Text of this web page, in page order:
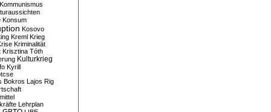
Kommunismus
Konsum
Kosovo
Kreml Krieg
Kriminalität
Krisztina Tóth
Kulturkrieg
Kyrill
Bokros Lajos Rig
Lehrplan